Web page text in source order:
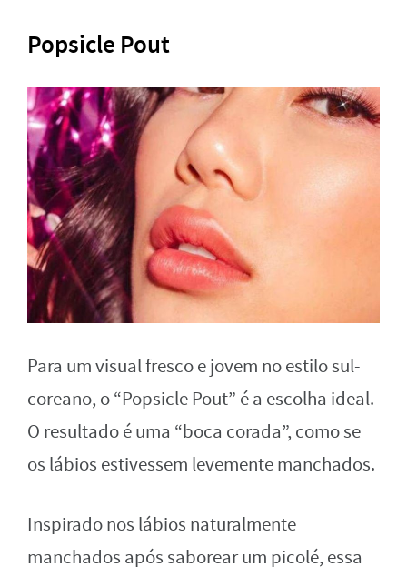
Popsicle Pout
Para um visual fresco e jovem no estilo sul-
coreano, o “Popsicle Pout” é a escolha ideal.
O resultado é uma “boca corada”, como se
os lábios estivessem levemente manchados.
Inspirado nos lábios naturalmente
manchados após saborear um picolé, essa